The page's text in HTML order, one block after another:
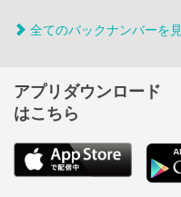
全てのバックナンバーを
アプリダウンロード
はこちら